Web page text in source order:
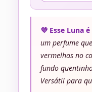
💜 Esse Luna
um perfume
vermelhas no
fundo
Versátil para